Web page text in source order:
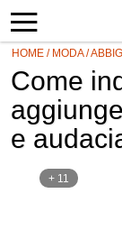
HOME / MODA/
Come
e
+ 11